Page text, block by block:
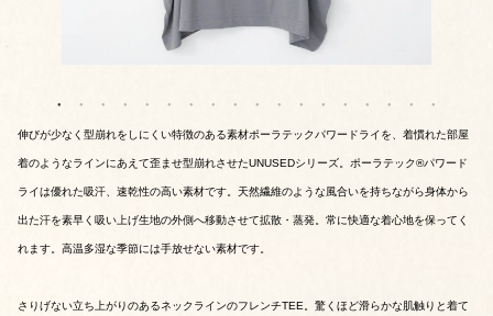
伸びが少なく型崩れをしにくい特徴のある素材ポーラテックパワードライを、着慣れた部屋
着のようなラインにあえて歪ませ型崩れさせたUNUSEDシリーズ。ポーラテック®パワード
ライは優れた吸汗、速乾性の高い素材です。天然繊維のような風合いを持ちながら身体から
出た汗を素早く吸い上げ生地の外側へ移動させて拡散・蒸発。常に快適な着心地を保ってく
れます。高温多湿な季節には手放せない素材です。
さりげない立ち上がりのあるネックラインのフレンチTEE。驚くほど滑らかな肌触りと着て